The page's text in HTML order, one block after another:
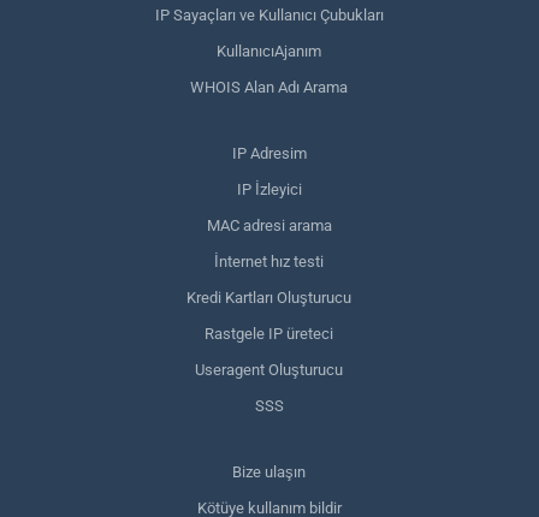
IP Sayaçları ve Kullanıcı Çubukları
KullanıcıAjanım
WHOIS Alan Adı Arama
IP Adresim
IP İzleyici
MAC adresi arama
İnternet hız testi
Kredi Kartları Oluşturucu
Rastgele IP üreteci
Useragent Oluşturucu
SSS
Bize ulaşın
Kötüye kullanım bildir